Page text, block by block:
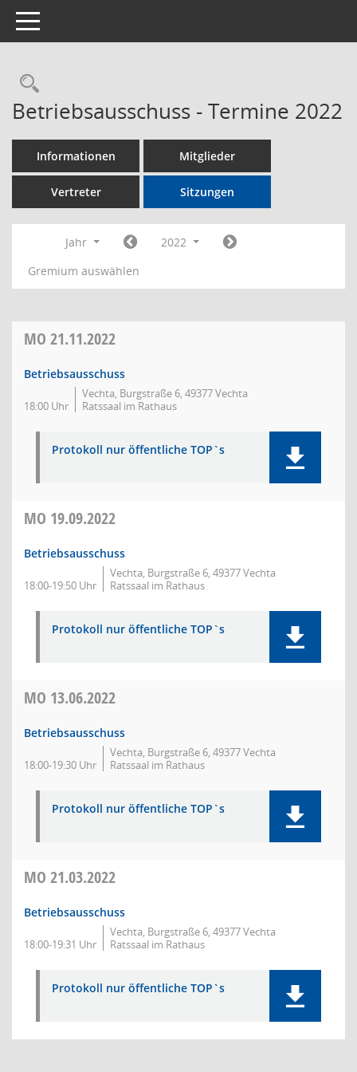
Toggle navigation
Rechercheauswahl
Betriebsausschuss - Termine 2022
Informationen Mitglieder
Vertreter Sitzungen
Jahr
2022
Gremium auswählen
MO 21.11.2022
Betriebsausschuss
18:00 Uhr
Vechta, Burgstraße 6, 49377 Vechta
Ratssaal im Rathaus
Protokoll nur öffentliche TOP`s
MO 19.09.2022
Betriebsausschuss
18:00-19:50 Uhr
Vechta, Burgstraße 6, 49377 Vechta
Ratssaal im Rathaus
Protokoll nur öffentliche TOP`s
MO 13.06.2022
Betriebsausschuss
18:00-19:30 Uhr
Vechta, Burgstraße 6, 49377 Vechta
Ratssaal im Rathaus
Protokoll nur öffentliche TOP`s
MO 21.03.2022
Betriebsausschuss
18:00-19:31 Uhr
Vechta, Burgstraße 6, 49377 Vechta
Ratssaal im Rathaus
Protokoll nur öffentliche TOP`s